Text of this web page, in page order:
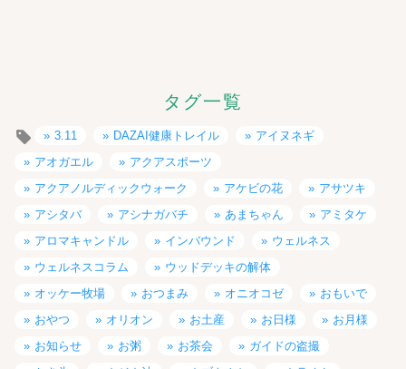
タグ一覧
3.11 DAZAI健康トレイル
アイヌネギ
アオガエル
アクアスポーツ
アクアノルディックウォーク
アケビの花
アサツキ
アシタバ
アシナガバチ あまちゃん
アミタケ
アロマキャンドル
インバウンド
ウェルネス
ウェルネスコラム
ウッドデッキの解体
オッケー牧場
おつまみ オニオコゼ
おもいで
おやつ
オリオン お土産 お日様
お月様
お知らせ
お粥 お茶会
ガイドの盗撮